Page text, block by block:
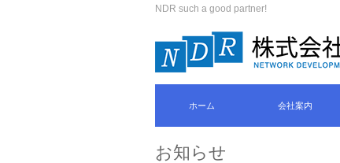
NDR such a good partner!
ホーム 会社案内
お知らせ